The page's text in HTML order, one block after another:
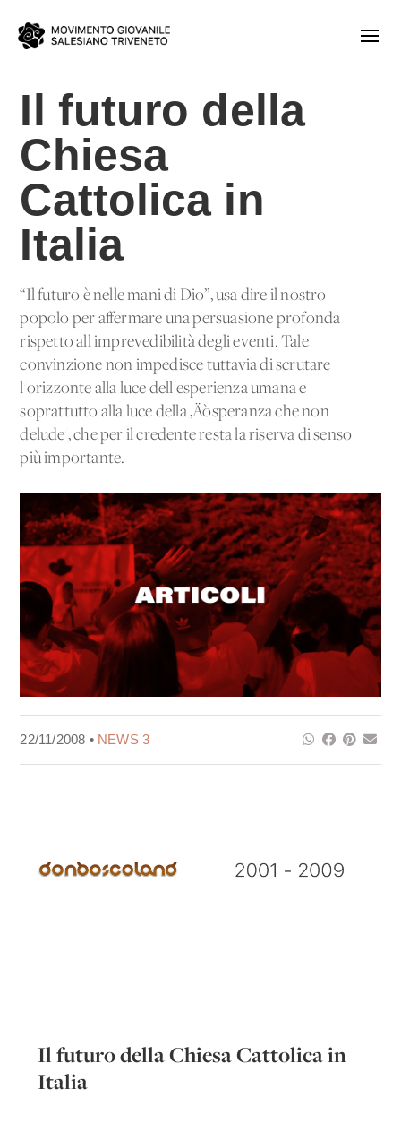
Il futuro della
Chiesa
Cattolica in
Italia
“Il futuro è nelle mani di Dio”, usa dire il nostro
popolo per affermare una persuasione profonda
rispetto all'imprevedibilità degli eventi. Tale
convinzione non impedisce tuttavia di scrutare
l'orizzonte alla luce dell'esperienza umana e
soprattutto alla luce della ‚Äòsperanza che non
delude', che per il credente resta la riserva di senso
più importante.
22/11/2008 • NEWS 3
Il futuro della Chiesa Cattolica in
Italia